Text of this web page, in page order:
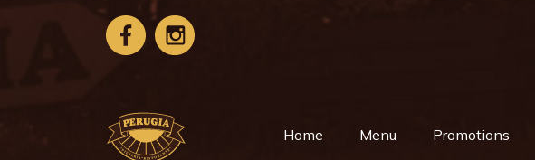
Home Menu Promotions